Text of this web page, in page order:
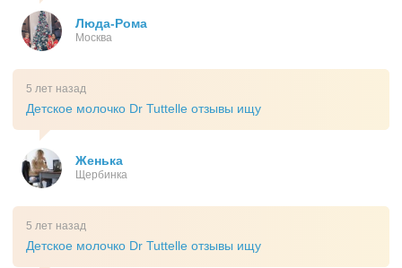
Люда-Рома
Москва
5 лет назад
Детское молочко Dr Tuttelle отзывы ищу
Женька
Щербинка
5 лет назад
Детское молочко Dr Tuttelle отзывы ищу